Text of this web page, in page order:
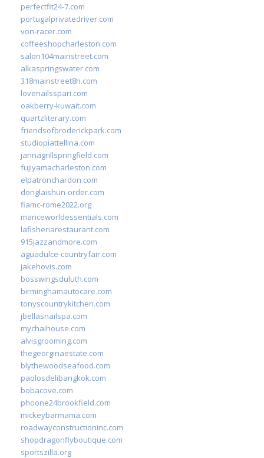
perfectfit24-7.com
portugalprivatedriver.com
von-racer.com
coffeeshopcharleston.com
salon104mainstreet.com
alkaspringswater.com
318mainstreet8h.com
lovenailsspari.com
oakberry-kuwait.com
quartzliterary.com
friendsofbroderickpark.com
studiopiattellina.com
jannagrillspringfield.com
fujiyamacharleston.com
elpatronchardon.com
donglaishun-order.com
fiamc-rome2022.org
mariceworldessentials.com
lafisheriarestaurant.com
915jazzandmore.com
aguadulce-countryfair.com
jakehovis.com
bosswingsduluth.com
birminghamautocare.com
tonyscountrykitchen.com
jbellasnailspa.com
mychaihouse.com
alvisgrooming.com
thegeorginaestate.com
blythewoodseafood.com
paolosdelibangkok.com
bobacove.com
phoone24brookfield.com
mickeybarmama.com
roadwayconstructioninc.com
shopdragonflyboutique.com
sportszilla.org